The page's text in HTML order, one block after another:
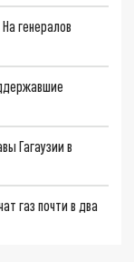
генералов
Гагаузии в
газ почти в два